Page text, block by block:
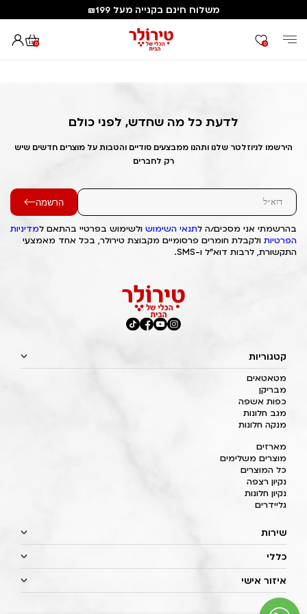
משלוח חינם בקנייה מעל ₪199
0 0
דף הבית Out of Stock Alert 2025/06/07 1749319982
לדעת כל מה שחדש, לפני כולם
הירשמו לניוזלטר שלנו ותהנו ממבצעים סודיים והטבות על מוצרים חדשים שיש
רק לחברים
הרשמה
בהרשמתי אני מסכים/ה לתנאי השימוש ולשימוש בפרטיי בהתאם למדיניות
הפרטיות ולקבלת חומרים פרסומיים מקבוצת טירולר, בכל אחד מאמצעי
התקשורת, לרבות דוא"ל ו-SMS.
קטגוריות
מטאטאים
מבריקן
כפות אשפה
מגב חלונות
מנקה חלונות
מארזים
מוצרים משלימים
כל המוצרים
נקיון רצפה
נקיון חלונות
גליידרים
שירות
כללי
איזור אישי